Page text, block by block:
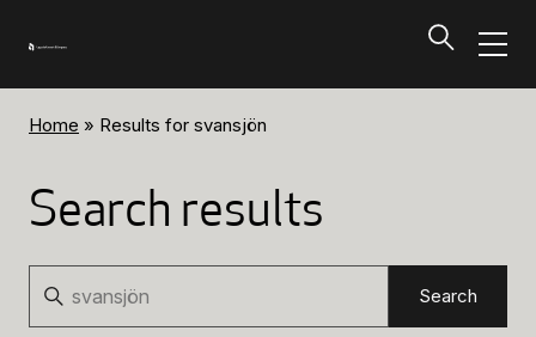
Programs and Tickets
Tillbaka
Calendar
Home » Results for svansjön
Search results
Search